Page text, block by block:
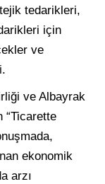
tedarikleri,
için
ve
ve Albayrak
“Ticarette
ekonomik
arzı